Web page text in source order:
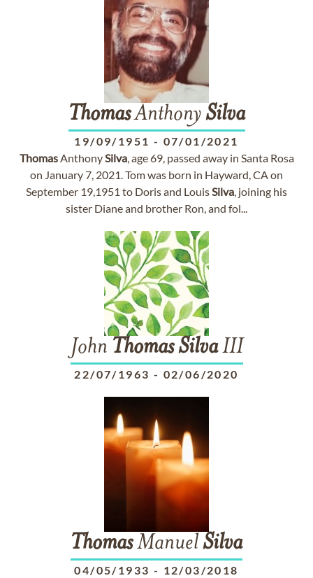
ThomasAnthonySilva
19/09/1951 - 07/01/2021
ThomasAnthonySilva, age 69, passed away in Santa Rosa
on January 7, 2021. Tom was born in Hayward, CA on
September 19,1951 to Doris and LouisSilva, joining his
sister Diane and brother Ron, and fol...
John Thomas SilvaIII
22/07/1963 - 02/06/2020
ThomasManuelSilva
04/05/1933 - 12/03/2018